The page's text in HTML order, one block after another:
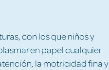
con los que niños y
en papel cualquier
la motricidad fina y